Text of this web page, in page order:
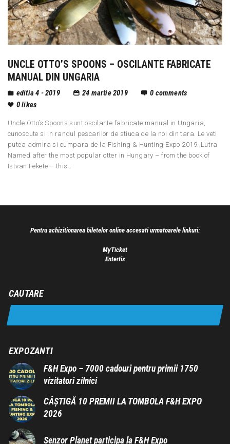
UNCLE OTTO’S SPOONS – OSCILANTE FABRICATE
MANUAL DIN UNGARIA
editia 4 - 2019 24 martie 2019 0 comments
0likes
Uncle Otto’s Spoons sunt oscilante fabricate manual in Ungaria,
cunoscute si in randul pescarilor de stiuca de la noi din tara. Le veti
putea admira si cumpara de la Fishing & Hunting Expo 2019. Lutra
Named after the most popular otter in Hungary – from the book of
Istvan Fekete – this…
Pentru achizitionarea biletelor online accesati urmatoarele linkuri:
MyTicket
Entertix
CAUTARE
EXPOZANTI
F&H Expo – 7000 cadouri pentru primii 1750
vizitatori zilnici
CÂȘTIGĂ 10 PREMII LA TOMBOLA F&H EXPO
2026
Senzor Planet participa la F&H Expo